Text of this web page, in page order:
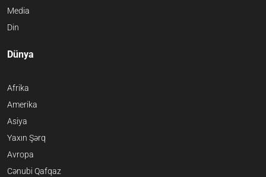
Media
Din
Dünya
Afrika
Amerika
Asiya
Yaxın Şərq
Avropa
Cənubi Qafqaz